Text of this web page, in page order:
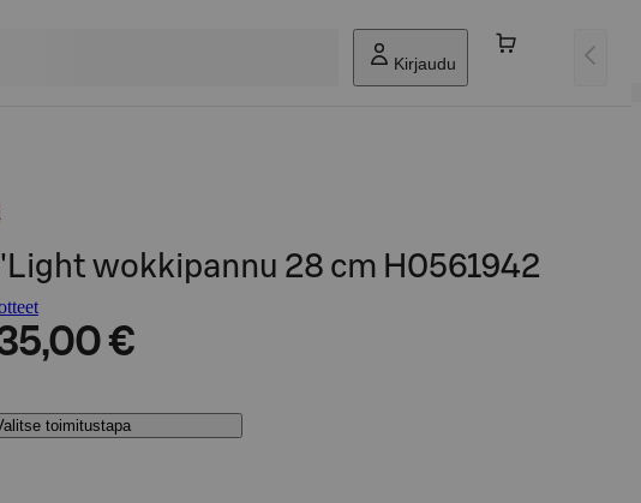
Kirjaudu
wokkipannu 28 cm H0561942
€
toimitustapa